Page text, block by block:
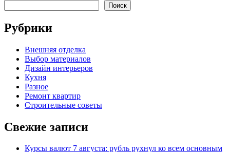
Поиск
Рубрики
Внешняя отделка
Выбор материалов
Дизайн интерьеров
Кухня
Разное
Ремонт квартир
Строительные советы
Свежие записи
Курсы валют 7 августа: рубль рухнул ко всем основным